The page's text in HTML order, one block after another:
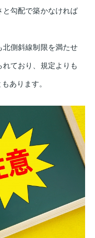
勾配で築かなければ
北側斜線制限を満たせ
ており、規定よりも
あります。